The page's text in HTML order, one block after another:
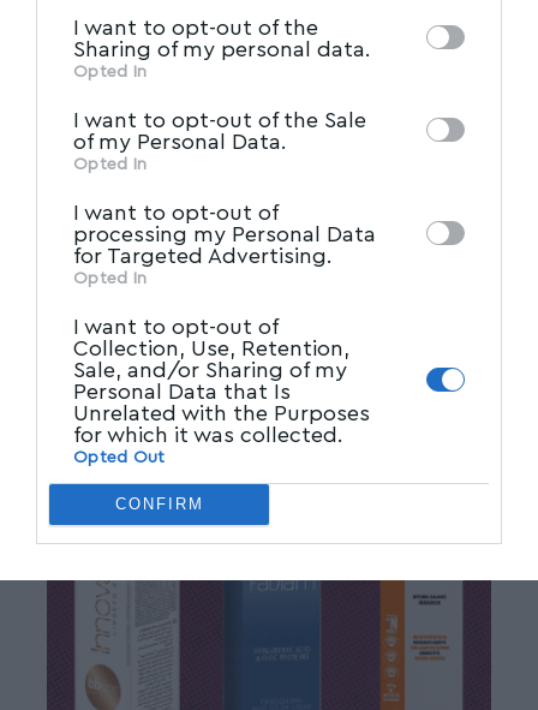
of downstream participants. This
information may also be disclosed by us to
Participantsthat may further disclose it to
other third parties.
I want to opt-out of the
Sharing of my personal data.
Opted In
I want to opt-out of the Sale
of my Personal Data.
Opted In
I want to opt-out of
processing my Personal Data
for Targeted Advertising.
Opted In
I want to opt-out of
Collection, Use, Retention,
Sale, and/or Sharing of my
Personal Data that Is
Unrelated with the Purposes
for which it was collected.
Opted Out
CONFIRM